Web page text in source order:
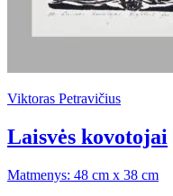
Viktoras Petravičius
Laisvės kovotojai
Matmenys: 48 cm x 38 cm